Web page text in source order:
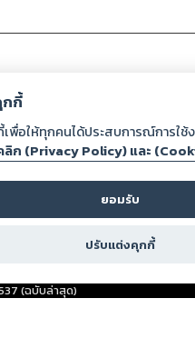
Storylog Co., Ltd. - สตอรี่ล็อกข
อหาใดที่อัปโหลดผ่านเว็บไซต์และปรากฏ
ญาของบุคคลอื่นหรือขัดต่อกฎหมายแล
จารณญาณในการกลั่นกรองด้วยตนเอง
กฎหมายและศีลธรรม กรุณาแจ้งมายังบ
ที ทั้งนี้ ทางสตอรี่ล็อกขอสงวนลิขสิทธิ์
(ฉบับล่าสุด)
กกี้
เพื่อให้ทุกคนได้ประสบการณ์การใ
ลิก (Privacy Policy) และ
ยอมรับ
ปรับแต่งคุกกี้